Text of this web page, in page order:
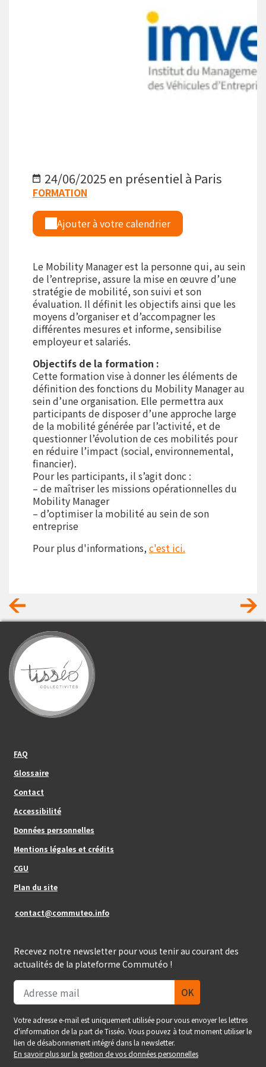
24/06/2025 en présentiel à Paris
FORMATION
Ajouter à votre calendrier
Le Mobility Manager est la personne qui, au sein
de l’entreprise, assure la mise en œuvre d’une
stratégie de mobilité, son suivi et son
évaluation. Il définit les objectifs ainsi que les
moyens d’organiser et d’accompagner les
différentes mesures et informe, sensibilise
employeur et salariés.
Objectifs de la formation :
Cette formation vise à donner les éléments de
définition des fonctions du Mobility Manager au
sein d’une organisation. Elle permettra aux
participants de disposer d’une approche large
de la mobilité générée par l’activité, et de
questionner l’évolution de ces mobilités pour
en réduire l’impact (social, environnemental,
financier).
Pour les participants, il s’agit donc :
– de maîtriser les missions opérationnelles du
Mobility Manager
– d’optimiser la mobilité au sein de son
entreprise
Pour plus d'informations,c'est ici.
FAQ
Glossaire
Contact
Footer_center
Accessibilité
Données personnelles
Mentions légales et crédits
CGU
Plan du site
contact@commuteo.info
Recevez notre newsletter pour vous tenir au courant des
actualités de la plateforme Commutéo !
Votre adresse e-mail est uniquement utilisée pour vous envoyer les lettres
d'information de la part de Tisséo. Vous pouvez à tout moment utiliser le
lien de désabonnement intégré dans la newsletter.
En savoir plus sur la gestion de vos données personnelles